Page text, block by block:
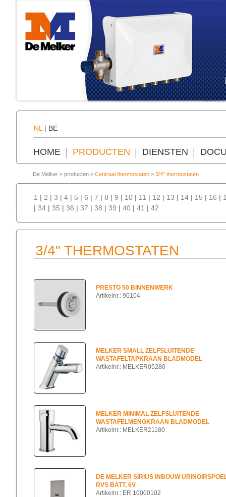
NL | BE
HOME PRODUCTEN DIENSTEN
De Melker > producten > Centraal thermostaten > 3/4" thermostaten
1 | 2 | 3 | 4 | 5 | 6 | 7 | 8 | 9 | 10 | 11 | 12 | 13 | 14 | 15 | 16 |
| 34 | 35 | 36 | 37 | 38 | 39 | 40 | 41 | 42
3/4" THERMOSTATEN
PRESTO 50 BINNENWERK
Artikelnr.: 90104
MELKER SMALL ZELFSLUITENDE
WASTAFELTAPKRAAN BLADMODEL
Artikelnr.: MELKER05280
MELKER MINIMAL ZELFSLUITENDE
WASTAFELMENGKRAAN BLADMODEL
Artikelnr.: MELKER21180
DE MELKER SIRIUS INBOUW
RVS BATT. 6V
Artikelnr.: ER.10000102